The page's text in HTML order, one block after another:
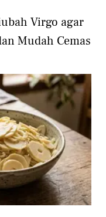
Virgo agar
Mudah Cemas